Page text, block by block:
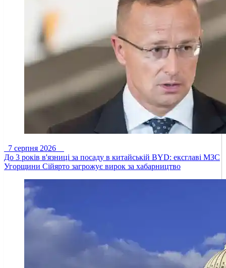
7 серпня 2026
До 3 років в'язниці за посаду в китайській BYD: ексглаві МЗС
Угорщини Сійярто загрожує вирок за хабарництво